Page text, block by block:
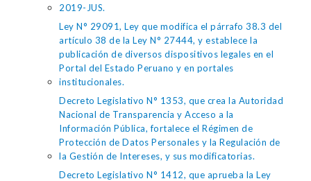
2019-JUS.
Ley N° 29091, Ley que modifica el párrafo 38.3 del
artículo 38 de la Ley N° 27444, y establece la
publicación de diversos dispositivos legales en el
Portal del Estado Peruano y en portales
institucionales.
Decreto Legislativo N° 1353, que crea la Autoridad
Nacional de Transparencia y Acceso a la
Información Pública, fortalece el Régimen de
Protección de Datos Personales y la Regulación de
la Gestión de Intereses, y sus modificatorias.
Decreto Legislativo N° 1412, que aprueba la Ley